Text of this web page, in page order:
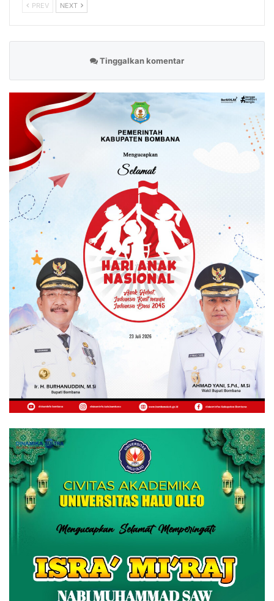
PREV NEXT
Tinggalkan komentar